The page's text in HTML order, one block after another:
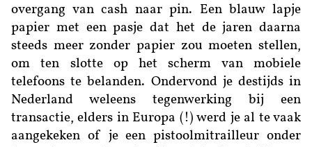
overgang van cash naar pin. Een blauw lapje
papier met een pasje dat het de jaren daarna
steeds meer zonder papier zou moeten stellen,
om ten slotte op het scherm van mobiele
telefoons te belanden. Ondervond je destijds in
Nederland weleens tegenwerking bij een
transactie, elders in Europa (!) werd je al te vaak
aangekeken of je een pistoolmitrailleur onder